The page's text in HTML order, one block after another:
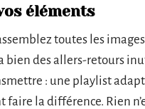
éléments
toutes les
bien des allers-retours
: une playlist
la différence. Rien